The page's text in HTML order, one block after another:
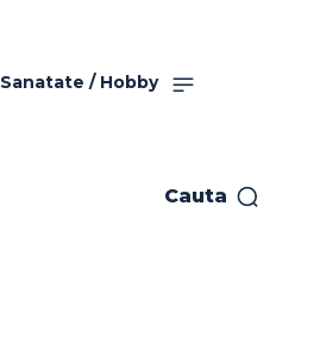
Sanatate / Hobby
Cauta